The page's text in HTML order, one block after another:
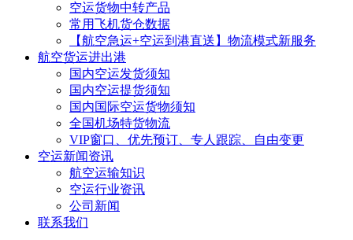
空运货物中转产品
常用飞机货仓数据
【航空急运+空运到港直送】物流模式新服务
航空货运进出港
国内空运发货须知
国内空运提货须知
国内国际空运货物须知
全国机场特货物流
VIP窗口、优先预订、专人跟踪、自由变更
空运新闻资讯
航空运输知识
空运行业资讯
公司新闻
联系我们